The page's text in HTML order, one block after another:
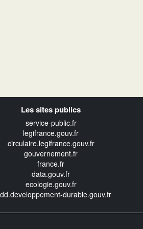
Les sites publics
service-public.fr
legifrance.gouv.fr
circulaire.legifrance.gouv.fr
gouvernement.fr
france.fr
data.gouv.fr
ecologie.gouv.fr
durable.gouv.fr